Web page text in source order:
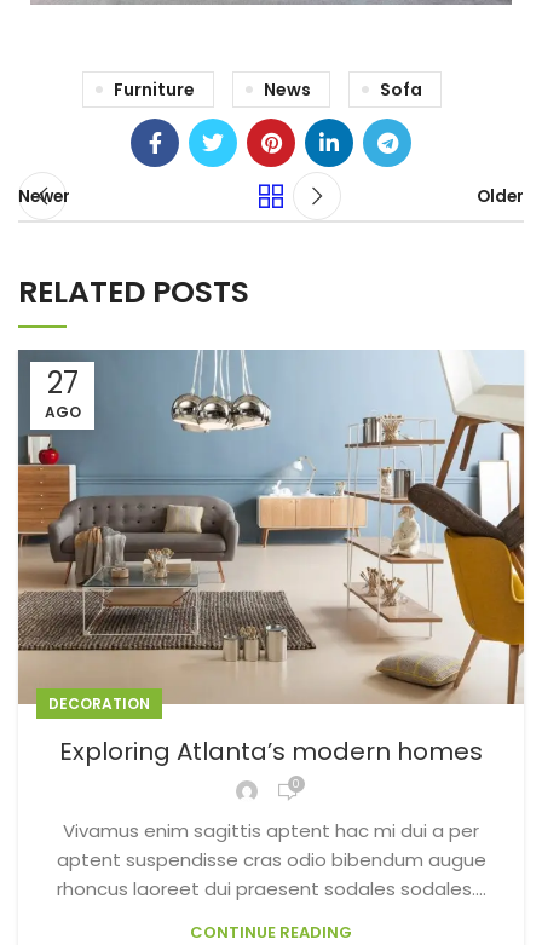
Furniture News Sofa
Newer Older
RELATED POSTS
27
AGO
DECORATION
Exploring Atlanta’s modern homes
0
Vivamus enim sagittis aptent hac mi dui a per
aptent suspendisse cras odio bibendum augue
rhoncus laoreet dui praesent sodales sodales....
CONTINUE READING